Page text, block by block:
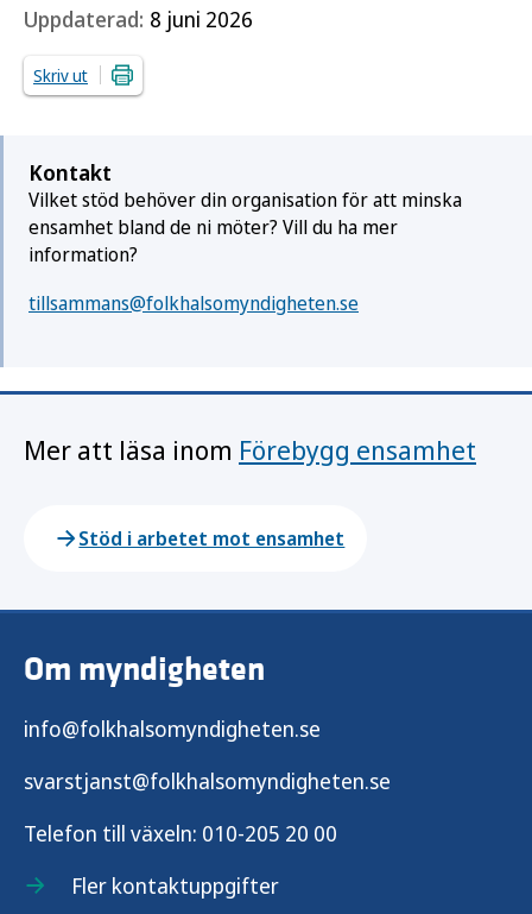
Uppdaterad: 8 juni 2026
Skriv ut
Kontakt
Vilket stöd behöver din organisation för att minska
ensamhet bland de ni möter? Vill du ha mer
information?
tillsammans@folkhalsomyndigheten.se
Mer att läsa inom Förebygg ensamhet
Stöd i arbetet mot ensamhet
Om myndigheten
info@folkhalsomyndigheten.se
svarstjanst@folkhalsomyndigheten.se
Telefon till växeln: 010-205 20 00
Fler kontaktuppgifter